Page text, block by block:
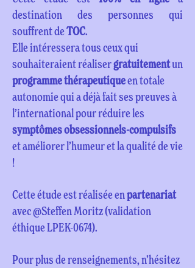
destination des personnes qui
souffrent deTOC.
Elle intéressera tous ceux qui
souhaiteraient réalisergratuitementun
programme thérapeutiqueen totale
autonomie qui a déjà fait ses preuves à
l’international pour réduire les
symptômes obsessionnels-compulsifs
et améliorer l’humeur et la qualité de vie
!
Cette étude est réalisée enpartenariat
avec @Steffen Moritz (validation
éthique LPEK-0674).
Pour plus de renseignements, n’hésitez